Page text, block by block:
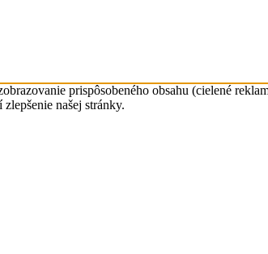
prispôsobeného obsahu (cielené
našej stránky.